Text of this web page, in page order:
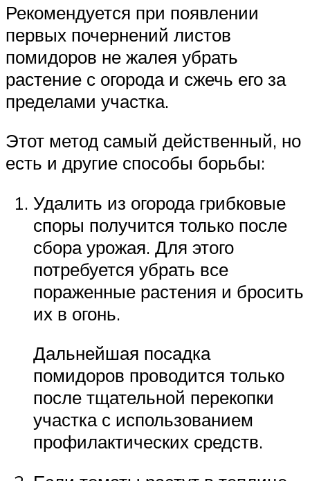
Рекомендуется при появлении
первых почернений листов
помидоров не жалея убрать
растение с огорода и сжечь его за
пределами участка.
Этот метод самый действенный, но
есть и другие способы борьбы:
Удалить из огорода грибковые
споры получится только после
сбора урожая. Для этого
потребуется убрать все
пораженные растения и бросить
их в огонь.
Дальнейшая посадка
помидоров проводится только
после тщательной перекопки
участка с использованием
профилактических средств.